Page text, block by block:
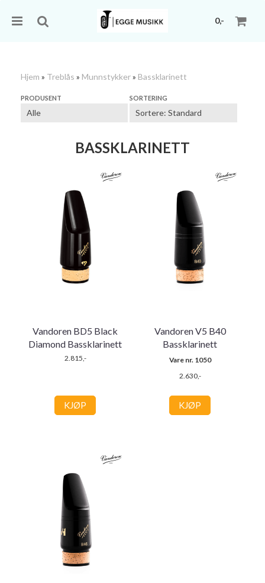
0,-
Hjem » Treblås » Munnstykker» Bassklarinett
PRODUSENT SORTERING
BASSKLARINETT
Vandoren BD5 Black
Diamond Bassklarinett
2.815,-
KJØP
Vandoren V5 B40
Bassklarinett
Vare nr. 1050
2.630,-
KJØP